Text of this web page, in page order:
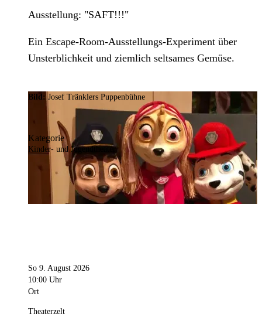
Ausstellung: "SAFT!!!"
Ein Escape-Room-Ausstellungs-Experiment über
Unsterblichkeit und ziemlich seltsames Gemüse.
Bild:Josef Tränklers Puppenbühne
Kategorie
Kinder- und Jugendtheater
So 9. August 2026
10:00 Uhr
Ort
Theaterzelt